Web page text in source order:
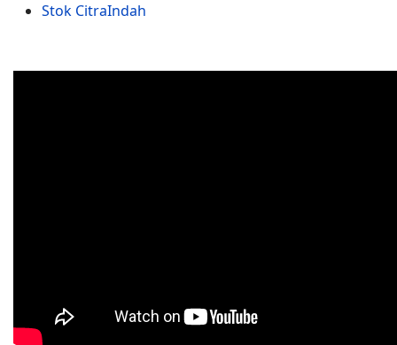
Stok CitraIndah